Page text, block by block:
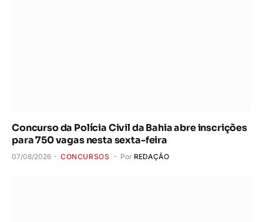
Concurso da Polícia Civil da Bahia abre inscrições
para 750 vagas nesta sexta-feira
07/08/2026 CONCURSOS Por REDAÇÃO